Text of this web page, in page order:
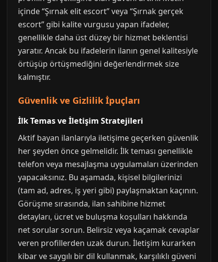
içinde “Şırnak elit escort” veya “Şırnak gerçek
escort” gibi kalite vurgusu yapan ifadeler,
genellikle daha üst düzey bir hizmet beklentisi
yaratır. Ancak bu ifadelerin ilanın genel kalitesiyle
örtüşüp örtüşmediğini değerlendirmek size
kalmıştır.
Güvenlik ve Gizlilik İpuçları
İlk Temas ve İletişim Stratejileri
Aktif bayan ilanlarıyla iletişime geçerken güvenlik
her şeyden önce gelmelidir. İlk teması genellikle
telefon veya mesajlaşma uygulamaları üzerinden
yapacaksınız. Bu aşamada, kişisel bilgilerinizi
(tam ad, adres, iş yeri gibi) paylaşmaktan kaçının.
Görüşme sırasında, ilan sahibine hizmet
detayları, ücret ve buluşma koşulları hakkında
net sorular sorun. Belirsiz veya kaçamak cevaplar
veren profillerden uzak durun. İletişim kurarken
kibar ve saygılı bir dil kullanmak, karşılıklı güveni